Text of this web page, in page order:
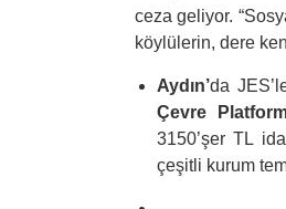
ceza geliyor.
köylülerin, dere
Aydın’da
Çevre
3150’şer TL
çeşitli kurum